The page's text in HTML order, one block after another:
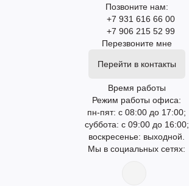
Позвоните нам:
+7 931 616 66 00
+7 906 215 52 99
Перезвоните мне
Перейти в контакты
Время работы
Режим работы офиса:
пн-пят: с 08:00 до 17:00;
суббота: с 09:00 до 16:00;
воскресенье: выходной.
Мы в социальных сетях: